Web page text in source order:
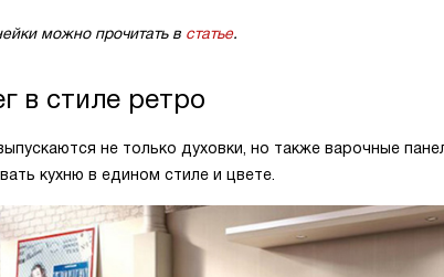
можно прочитать в статье.
в стиле ретро
не только духовки, но также варочные
кухню в едином стиле и цвете.